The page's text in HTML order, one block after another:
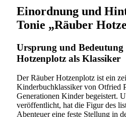
Einordnung und
Tonie „Räuber
Ursprung und Bedeutung
Hotzenplotz als Klassiker
Der Räuber Hotzenplotz ist ein
Kinderbuchklassiker von Otfried
Generationen Kinder begeistert.
veröffentlicht, hat die Figur des
Abenteuer eine feste Stellung in